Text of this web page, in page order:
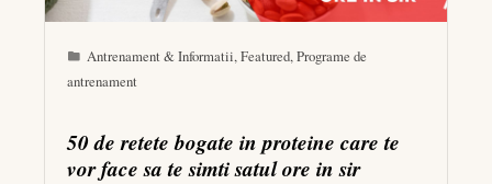
Antrenament & Informatii, Featured, Programe de
antrenament
50 de retete bogate in proteine care te
vor face sa te simti satul ore in sir